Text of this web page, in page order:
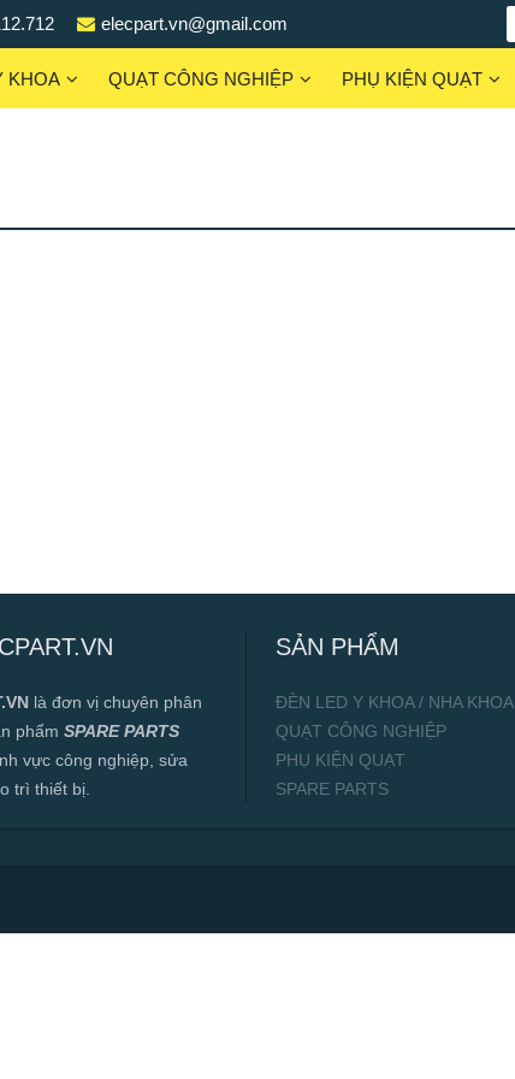
elecpart.vn@gmail.com
KHOA QUẠT CÔNG NGHIỆP PHỤ KIỆN QUẠT
là đơn vị chuyên phân
phẩm SPARE PARTS
vực công nghiệp, sửa
trì thiết bị.
SẢN PHẨM
ĐÈN LED Y KHOA / NHA KHOA
QUẠT CÔNG NGHIỆP
PHỤ KIỆN QUẠT
SPARE PARTS